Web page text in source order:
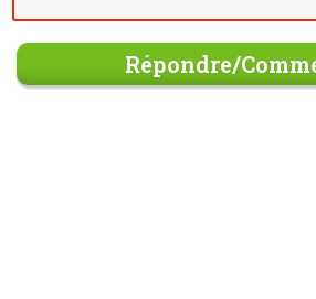
Répondre/